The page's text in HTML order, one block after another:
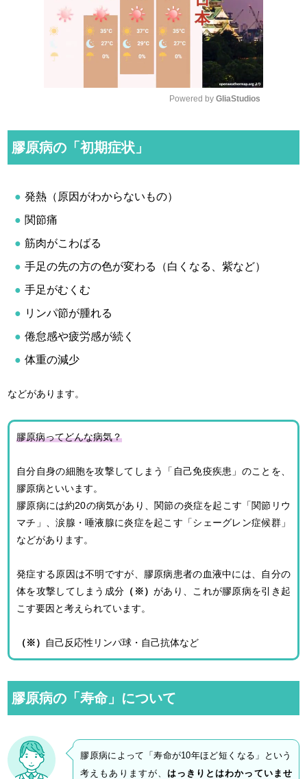
e
Powered by GliaStudios
膠原病の「初期症状」
発熱（原因がわからないもの）
関節痛
筋肉がこわばる
手足の先の方の色が変わる（白くなる、紫など）
手足がむくむ
リンパ節が腫れる
倦怠感や疲労感が続く
体重の減少
などがあります。
膠原病ってどんな病気？
自分自身の細胞を攻撃してしまう「自己免疫疾患」のことを、
膠原病といいます。
膠原病には約20の病気があり、関節の炎症を起こす「関節リウ
マチ」、涙腺・唾液腺に炎症を起こす「シェーグレン症候群」
などがあります。
発症する原因は不明ですが、膠原病患者の血液中には、自分の
体を攻撃してしまう成分 （※）があり、これが膠原病を引き起
こす要因と考えられています。
（※） 自己反応性リンパ球・自己抗体など
膠原病の「寿命」について
膠原病によって「寿命が10年ほど短くなる」という
考えもありますが、 はっきりとはわかっていませ